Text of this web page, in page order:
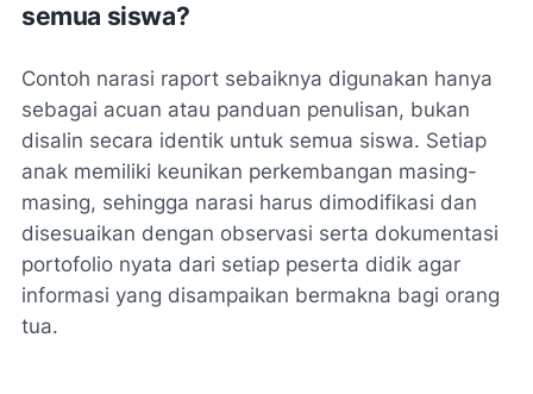
semua siswa?
Contoh narasi raport sebaiknya digunakan hanya
sebagai acuan atau panduan penulisan, bukan
disalin secara identik untuk semua siswa. Setiap
anak memiliki keunikan perkembangan masing-
masing, sehingga narasi harus dimodifikasi dan
disesuaikan dengan observasi serta dokumentasi
portofolio nyata dari setiap peserta didik agar
informasi yang disampaikan bermakna bagi orang
tua.